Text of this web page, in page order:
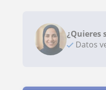
¿Quieres
Datos